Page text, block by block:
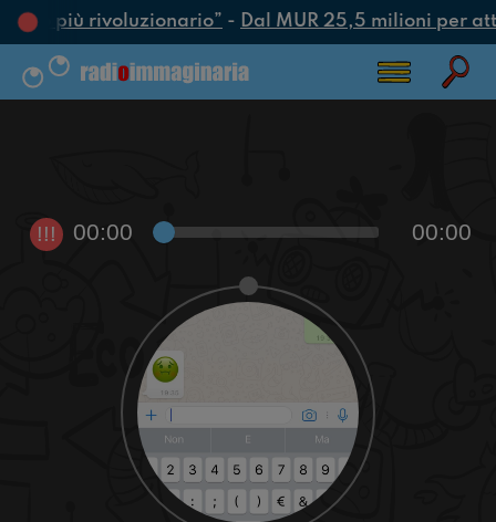
più rivoluzionario”- Dal MUR 25,5 milioni per
!!! 00:00 00:00